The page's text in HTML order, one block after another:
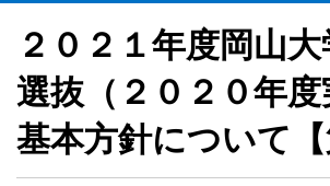
２０２１年度岡山
選抜（２０２０年
基本方針について【